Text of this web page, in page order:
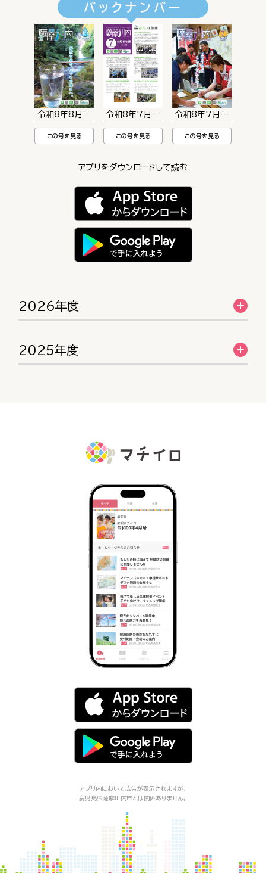
バックナンバー
令和8年8月通常版
この号を見る
令和8年7月お知らせ版
この号を見る
令和8年7月通常版
この号を見る
アプリをダウンロードして読む
2026年度
2025年度
アプリ内において広告が表示されますが、
鹿児島県薩摩川内市とは関係ありません。